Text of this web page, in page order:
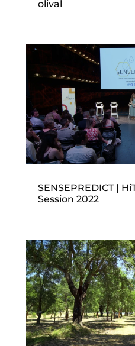
olival
SENSEPREDICT |
Session 2022